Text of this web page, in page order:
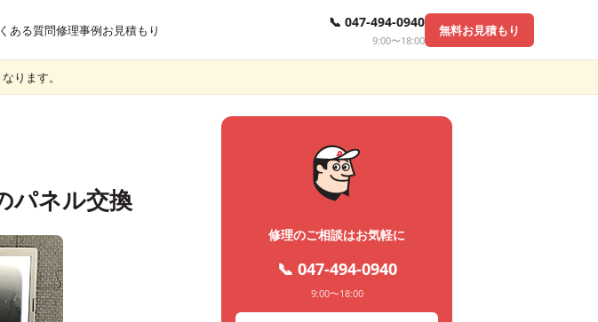
ある質問修理事例お見積もり 📞 047-494-0940
9:00〜18:00
無料お見積もり
ります。
パネル交換
修理のご相談はお気軽に
📞 047-494-0940
9:00〜18:00